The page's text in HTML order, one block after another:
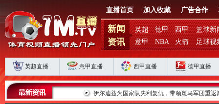
直播首页 加入收藏 广告合作
新闻
资讯
英超 德甲 西甲
篮球新
意甲
NBA 火箭 足球视
英超直播 意甲直播 西甲直播 德甲直播
扣分时代生存 伊尔迪兹为国家队失利复仇，带领斑马军团重返巅峰